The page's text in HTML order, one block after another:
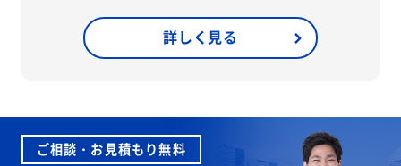
詳しく見る
ご相談・お見積もり無料